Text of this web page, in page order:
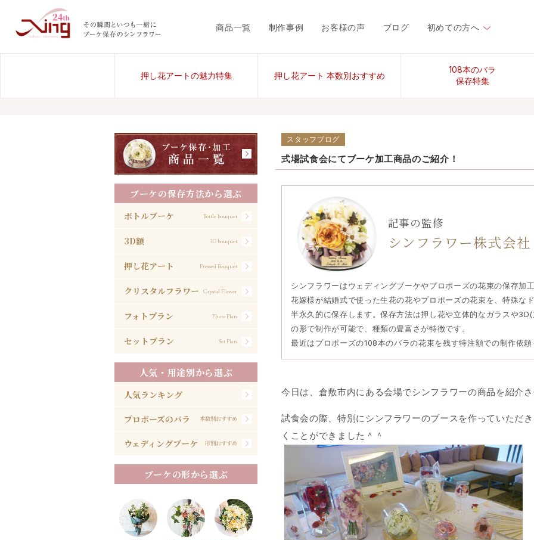
商品一覧 制作事例 お客様の声 ブログ 初めての方へ
押し花アートの魅力特集 押し花アート 本数別おすすめ
108本のバラ
保存特集
スタッフブログ
式場試食会にてブーケ加工商品のご紹介！
記事の監修
シンフラワー株式会社
シンフラワーはウェディングブーケやプロポーズの花束の保存加
花嫁様が結婚式で使った生花の花やプロポーズの花束を、特殊な
半永久的に保存します。保存方法は押し花や立体的なガラスや
の形で制作が可能で、種類の豊富さが特徴です。
最近はプロポーズの108本のバラの花束を残す特注額での制作依
今日は、倉敷市内にある会場でシンフラワーの商品を紹介
試食会の際、特別にシンフラワーのブースを作っていただ
くことができました＾＾
ブーケの保存方法から選ぶ
ボトルブーケ Bottle bouquet
3D額 3D bouquet
押し花アート Pressed Bouquet
クリスタルフラワー Crystal Flower
フォトプラン Photo Plan
セットプラン Set Plan
人気・用途別から選ぶ
人気ランキング
プロポーズのバラ 本数別おすすめ
ウェディングブーケ 形別おすすめ
ブーケの形から選ぶ